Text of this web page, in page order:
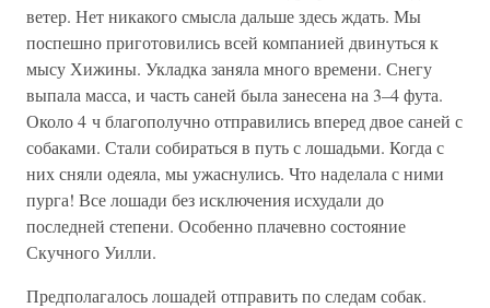
ветер. Нет никакого смысла дальше здесь ждать. Мы
поспешно приготовились всей компанией двинуться к
мысу Хижины. Укладка заняла много времени. Снегу
выпала масса, и часть саней была занесена на 3–4 фута.
Около 4 ч благополучно отправились вперед двое саней с
собаками. Стали собираться в путь с лошадьми. Когда с
них сняли одеяла, мы ужаснулись. Что наделала с ними
пурга! Все лошади без исключения исхудали до
последней степени. Особенно плачевно состояние
Скучного Уилли.
Предполагалось лошадей отправить по следам собак.